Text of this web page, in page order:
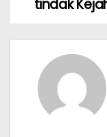
tindak